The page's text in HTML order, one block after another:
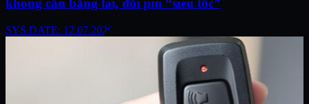
không cần bằng lái, đổi pin “siêu tốc”
SYS.DATE: 12.07.2026